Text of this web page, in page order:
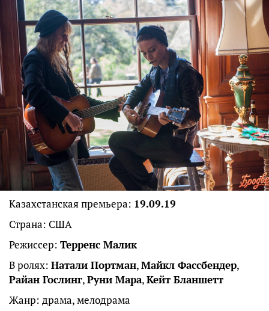
Казахстанская премьера: 19.09.19
Страна: США
Режиссер: Терренс Малик
В ролях: Натали Портман,Майкл Фассбендер,
Райан Гослинг,Руни Мара,Кейт Бланшетт
Жанр: драма, мелодрама